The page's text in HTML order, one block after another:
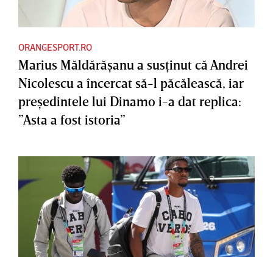
ORANGESPORT.RO
Marius Măldărăşanu a susţinut că Andrei
Nicolescu a încercat să-l păcălească, iar
preşedintele lui Dinamo i-a dat replica:
”Asta a fost istoria”